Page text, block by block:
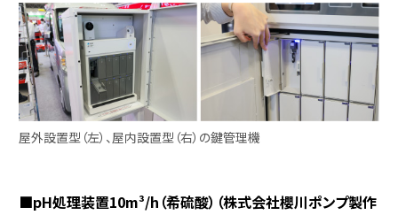
屋外設置型（左）、屋内設置型（右）の鍵管理機
■pH処理装置10m³/h（希硫酸）（株式会社櫻川ポンプ製作